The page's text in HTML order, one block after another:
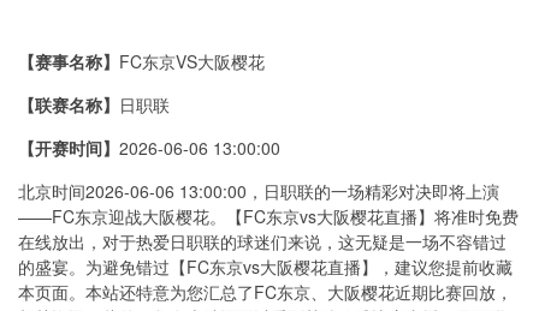
比赛介绍
【赛事名称】 FC东京VS大阪樱花
【联赛名称】 日职联
【开赛时间】 2026-06-06 13:00:00
北京时间2026-06-06 13:00:00，日职联的一场精彩对决即将上演
——FC东京迎战大阪樱花。【FC东京vs大阪樱花直播】将准时免费
在线放出，对于热爱日职联的球迷们来说，这无疑是一场不容错过
的盛宴。为避免错过【FC东京vs大阪樱花直播】，建议您提前收藏
本页面。本站还特意为您汇总了FC东京、大阪樱花近期比赛回放，